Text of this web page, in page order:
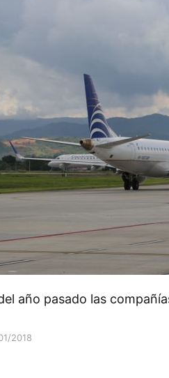
año pasado las
2018